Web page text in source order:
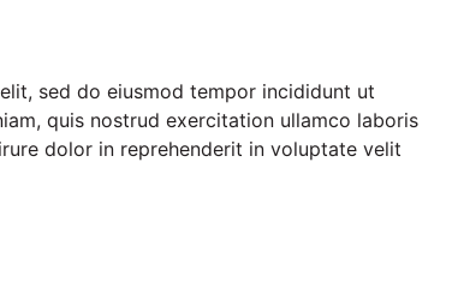
sed do eiusmod tempor incididunt ut
quis nostrud exercitation ullamco laboris
dolor in reprehenderit in voluptate velit